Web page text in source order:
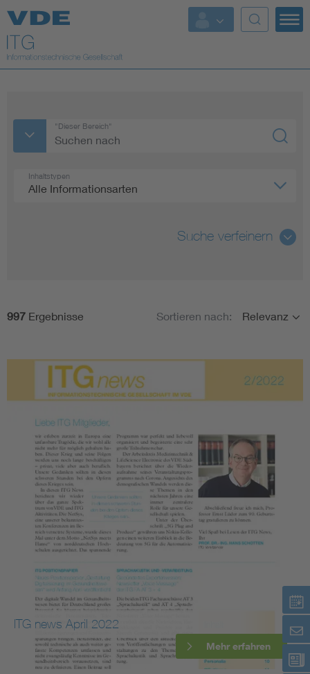
Top Themen
Fokusthemen
AI & Digital Trust
Health
Microelectronics
"Dieser Bereich"
Inhaltstypen
Alle Informationsarten
Suche verfeinern
Zielgruppen
Datum
Keine Filter ausgewählt
997 Ergebnisse Sortieren nach: Relevanz
ITG news April 2022
Mehr erfahren